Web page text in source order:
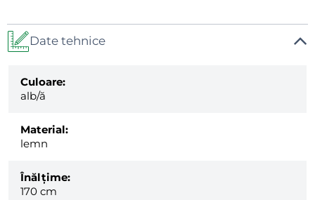
Date tehnice
Culoare:
alb/ă
Material:
lemn
Înălțime:
170 cm